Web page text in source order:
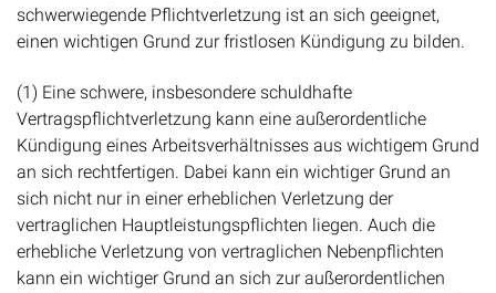
schwerwiegende Pflichtverletzung ist an sich geeignet,
einen wichtigen Grund zur fristlosen Kündigung zu bilden.
(1) Eine schwere, insbesondere schuldhafte
Vertragspflichtverletzung kann eine außerordentliche
Kündigung eines Arbeitsverhältnisses aus wichtigem Grund
an sich rechtfertigen. Dabei kann ein wichtiger Grund an
sich nicht nur in einer erheblichen Verletzung der
vertraglichen Hauptleistungspflichten liegen. Auch die
erhebliche Verletzung von vertraglichen Nebenpflichten
kann ein wichtiger Grund an sich zur außerordentlichen